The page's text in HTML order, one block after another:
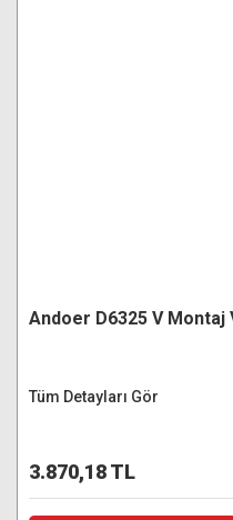
Andoer D6325 V Montaj
Tüm Detayları Gör
3.870,18 TL